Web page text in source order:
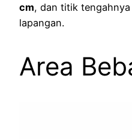
cm, dan titik
lapangan.
Area